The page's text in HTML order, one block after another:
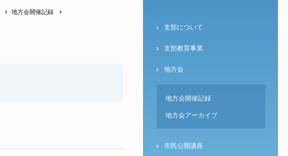
地方会開催記録
支部について
支部教育事業
地方会
地方会開催記録
地方会アーカイブ
市民公開講座